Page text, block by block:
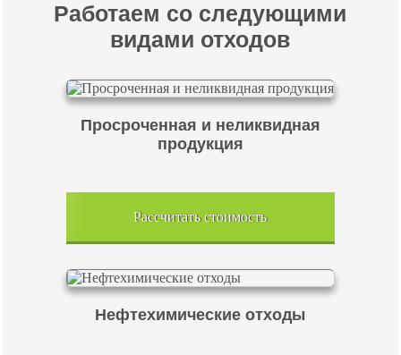
Работаем со следующими
видами отходов
Просроченная и неликвидная
продукция
Рассчитать стоимость
Нефтехимические отходы